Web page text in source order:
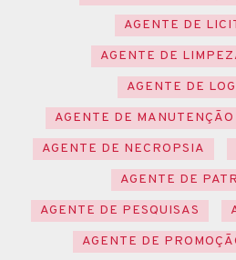
AGENTE DE
AGENTE DE
AGENTE DE
AGENTE DE
AGENTE DE NECROPSIA
AGENTE DE
AGENTE DE PESQUISAS
AGENTE DE